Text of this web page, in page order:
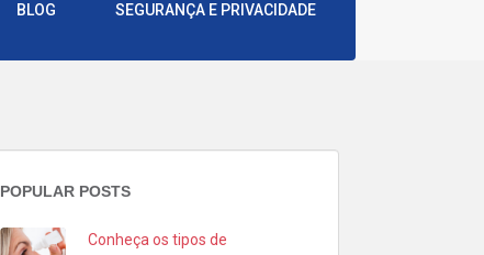
BLOG SEGURANÇA E PRIVACIDADE
POPULAR POSTS
Conheça os tipos de